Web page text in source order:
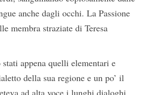
anche dagli occhi. La Passione
membra straziate di Teresa
appena quelli elementari e
della sua regione e un po’ il
ad alta voce i lunghi dialoghi